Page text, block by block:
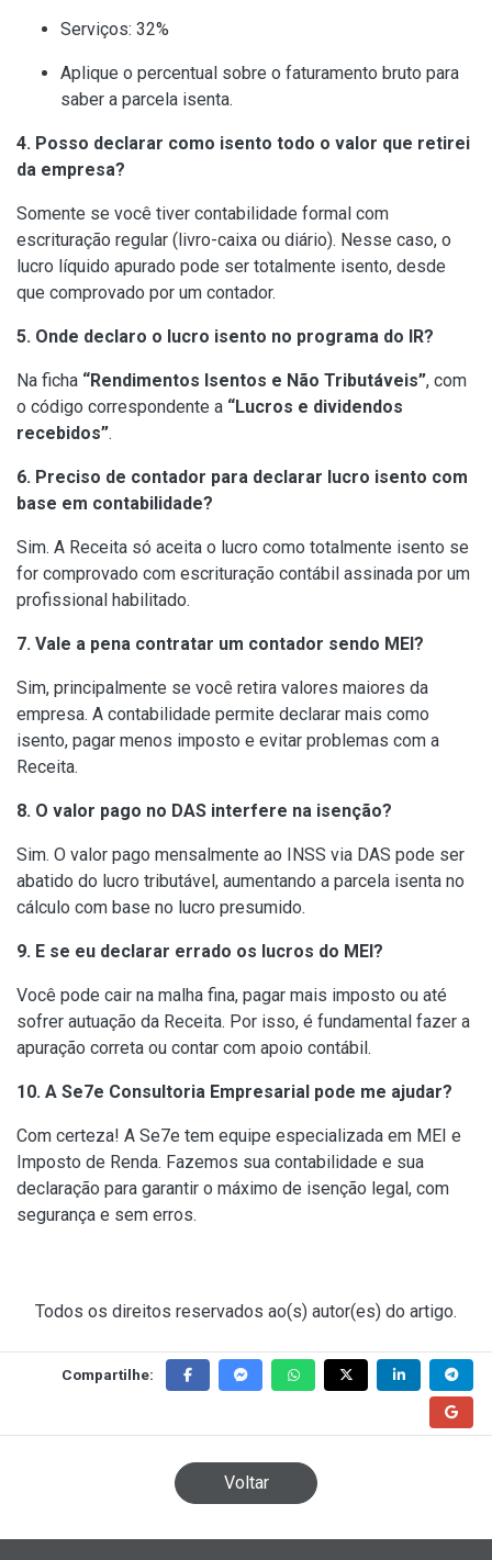
Serviços: 32%
Aplique o percentual sobre o faturamento bruto para
saber a parcela isenta.
4. Posso declarar como isento todo o valor que retirei
da empresa?
Somente se você tiver contabilidade formal com
escrituração regular (livro-caixa ou diário). Nesse caso, o
lucro líquido apurado pode ser totalmente isento, desde
que comprovado por um contador.
5. Onde declaro o lucro isento no programa do IR?
Na ficha “Rendimentos Isentos e Não Tributáveis”, com
o código correspondente a “Lucros e dividendos
recebidos”.
6. Preciso de contador para declarar lucro isento com
base em contabilidade?
Sim. A Receita só aceita o lucro como totalmente isento se
for comprovado com escrituração contábil assinada por um
profissional habilitado.
7. Vale a pena contratar um contador sendo MEI?
Sim, principalmente se você retira valores maiores da
empresa. A contabilidade permite declarar mais como
isento, pagar menos imposto e evitar problemas com a
Receita.
8. O valor pago no DAS interfere na isenção?
Sim. O valor pago mensalmente ao INSS via DAS pode ser
abatido do lucro tributável, aumentando a parcela isenta no
cálculo com base no lucro presumido.
9. E se eu declarar errado os lucros do MEI?
Você pode cair na malha fina, pagar mais imposto ou até
sofrer autuação da Receita. Por isso, é fundamental fazer a
apuração correta ou contar com apoio contábil.
10. A Se7e Consultoria Empresarial pode me ajudar?
Com certeza! A Se7e tem equipe especializada em MEI e
Imposto de Renda. Fazemos sua contabilidade e sua
declaração para garantir o máximo de isenção legal, com
segurança e sem erros.
Todos os direitos reservados ao(s) autor(es) do artigo.
Compartilhe:
Voltar